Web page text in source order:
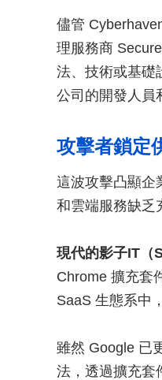
儘管
理服務商
法、技術或基礎
公司的開發人員
攻擊者鎖定
這波攻擊凸顯企
和雲端服務缺乏
現代的影子IT（
Chrome 擴充套
SaaS 生態系中
雖然 Google 已
法，透過擴充套